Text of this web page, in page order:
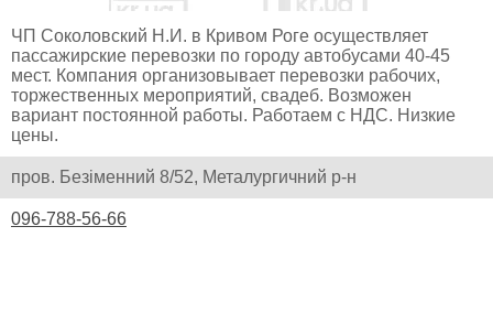
ЧП Cоколовский Н.И. в Кривом Роге осуществляет
пассажирские перевозки по городу автобусами 40-45
мест. Компания организовывает перевозки рабочих,
торжественных мероприятий, свадеб. Возможен
вариант постоянной работы. Работаем с НДС. Низкие
цены.
пров. Безіменний 8/52, Металургичний р-н
096-788-56-66